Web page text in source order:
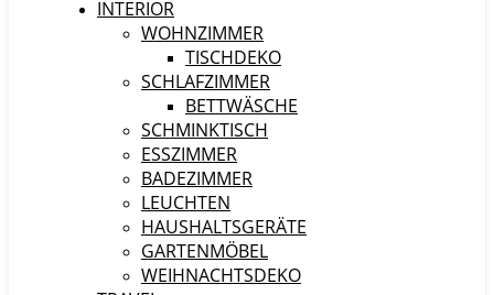
INTERIOR
WOHNZIMMER
TISCHDEKO
SCHLAFZIMMER
BETTWÄSCHE
SCHMINKTISCH
ESSZIMMER
BADEZIMMER
LEUCHTEN
HAUSHALTSGERÄTE
GARTENMÖBEL
WEIHNACHTSDEKO